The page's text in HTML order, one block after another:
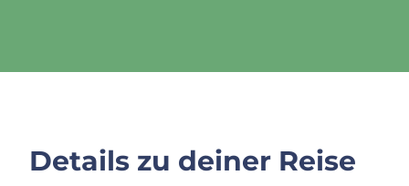
Details zu deiner Reise